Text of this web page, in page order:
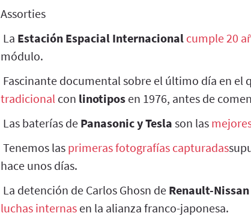
Assorties
La Estación Espacial Internacional cumple 20
módulo.
Fascinante documental sobre el último día en el
tradicional con linotipos en 1976, antes de
Las baterías de Panasonic y Tesla son las
Tenemos las primeras fotografías capturadas
hace unos días.
La detención de Carlos Ghosn de Renault-Nissan
luchas internas en la alianza franco-japonesa.